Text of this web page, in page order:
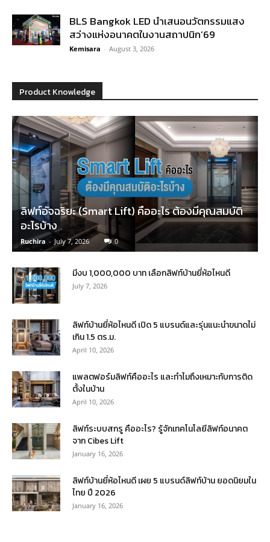
BLS Bangkok LED นำเสนอนวัตกรรมแสง
สว่างแห่งอนาคตในงานสถาปนิก’69
Kemisara - August 3, 2026
Product Knowledge
ลิฟท์อัจฉริยะ (Smart Lift) คืออะไร ต้องมีคุณสมบัติ
อะไรบ้าง
Ruchira - July 7, 2026 0
มีงบ 1,000,000 บาท เลือกลิฟท์บ้านยี่ห้อไหนดี
July 7, 2026
ลิฟท์บ้านยี่ห้อไหนดี เปิด 5 แบรนด์และรุ่นแนะนำขนาดไม่
เกิน 1.5 ตร.ม.
April 10, 2026
แพลตฟอร์มลิฟท์คืออะไร และทำไมถึงเหมาะกับการติด
ตั้งในบ้าน
April 10, 2026
ลิฟท์ระบบสกรู คืออะไร? รู้จักเทคโนโลยีลิฟท์อนาคต
จาก Cibes Lift
January 16, 2026
ลิฟท์บ้านยี่ห้อไหนดี เผย 5 แบรนด์ลิฟท์บ้าน ยอดนิยมใน
ไทย ปี 2026
January 16, 2026